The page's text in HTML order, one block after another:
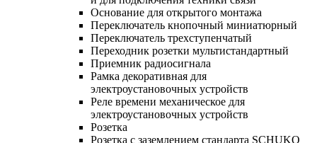
Основание для открытого монтажа
Переключатель кнопочный миниатюрный
Переключатель трехступенчатый
Переходник розетки мультистандартный
Приемник радиосигнала
Рамка декоративная для
электроустановочных устройств
Реле времени механическое для
электроустановочных устройств
Розетка
Розетка с заземлением стандарта SCHUKO